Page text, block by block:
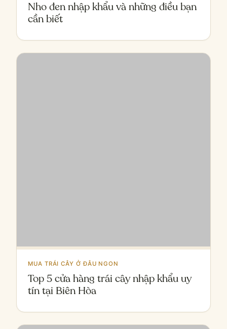
Nho đen nhập khẩu và những điều bạn
cần biết
MUA TRÁI CÂY Ở ĐÂU NGON
Top 5 cửa hàng trái cây nhập khẩu uy
tín tại Biên Hòa